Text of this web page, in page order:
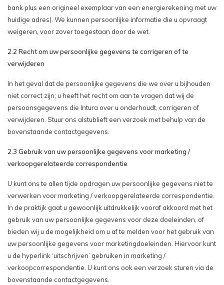
bank plus een origineel exemplaar van een energierekening met uw
huidige adres). We kunnen persoonlijke informatie die u opvraagt
weigeren, voor zover toegestaan ​​door de wet.
2.2 Recht om uw persoonlijke gegevens te corrigeren of te
verwijderen
In het geval dat de persoonlijke gegevens die we over u bijhouden
niet correct zijn; u heeft het recht om aan te vragen dat wij de
persoonsgegevens die Intura over u onderhoudt, corrigeren of
verwijderen. Stuur ons alstublieft een verzoek met behulp van de
bovenstaande contactgegevens.
2.3 Gebruik van uw persoonlijke gegevens voor marketing /
verkoopgerelateerde correspondentie
U kunt ons te allen tijde opdragen uw persoonlijke gegevens niet te
verwerken voor marketing / verkoopgerelateerde correspondentie.
In de praktijk gaat u gewoonlijk uitdrukkelijk vooraf akkoord met het
gebruik van uw persoonlijke gegevens voor deze doeleinden, of
bieden wij u de mogelijkheid om u af te melden voor het gebruik van
uw persoonlijke gegevens voor marketingdoeleinden. Hiervoor kunt
u de hyperlink ‘uitschrijven’ gebruiken in marketing /
verkoopcorrespondentie. U kunt ons ook een verzoek sturen via de
bovenstaande contactgegevens.